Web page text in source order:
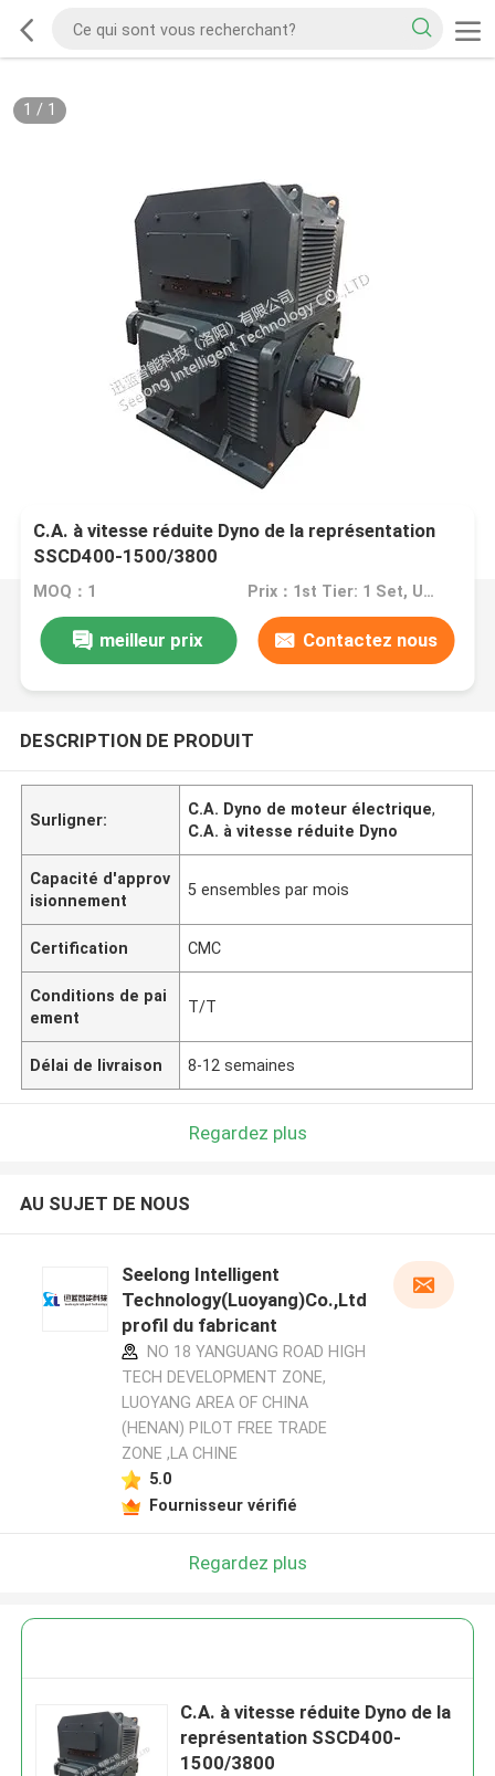
1 / 1
C.A. à vitesse réduite Dyno de la représentation
SSCD400-1500/3800
MOQ：1 Prix：1st Tier: 1 Set, Unit Price USD 3.00 2nd Tier: 2-5 Sets, Unit Price USD 2.00 3rd Tier: Over 5 Sets, Unit Price USD 1.00
meilleur prix Contactez nous
DESCRIPTION DE PRODUIT
Surligner:
C.A. Dyno de moteur électrique,
C.A. à vitesse réduite Dyno
Capacité d'approv
isionnement
5 ensembles par mois
Certification CMC
Conditions de pai
ement
T/T
Délai de livraison 8-12 semaines
Regardez plus
AU SUJET DE NOUS
Seelong Intelligent
Technology(Luoyang)Co.,Ltd
profil du fabricant
NO 18 YANGUANG ROAD HIGH
TECH DEVELOPMENT ZONE,
LUOYANG AREA OF CHINA
(HENAN) PILOT FREE TRADE
ZONE ,LA CHINE
5.0
Fournisseur vérifié
Regardez plus
C.A. à vitesse réduite Dyno de la
représentation SSCD400-
1500/3800